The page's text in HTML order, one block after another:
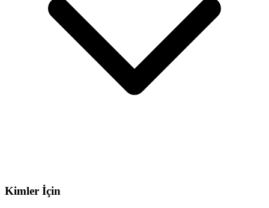
Kimler İçin